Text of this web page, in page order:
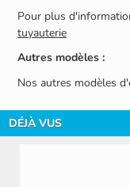
Pour plus
tuyauterie
Autres modèles :
Nos autres modèles
DÉJÀ VUS